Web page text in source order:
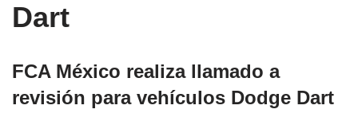
Dart
FCA México realiza llamado a
revisión para vehículos Dodge Dart